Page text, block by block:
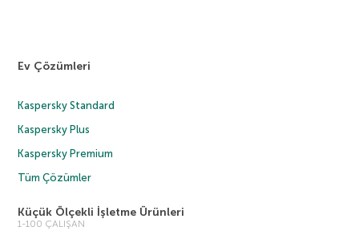
Ev Çözümleri
Kaspersky Standard
Kaspersky Plus
Kaspersky Premium
Tüm Çözümler
Küçük Ölçekli İşletme Ürünleri
1-100 ÇALIŞAN